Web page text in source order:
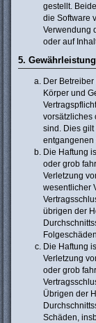
gestellt.
die Software
Verwendung
oder auf
5. Gewährleistung
Der
Körper und
vorsätzliches
sind. Dies
entgangenen
Die Haftung
oder grob
Verletzung
wesentlicher
übrigen der
Die Haftung
Verletzung
oder grob
Übrigen der
Schäden,